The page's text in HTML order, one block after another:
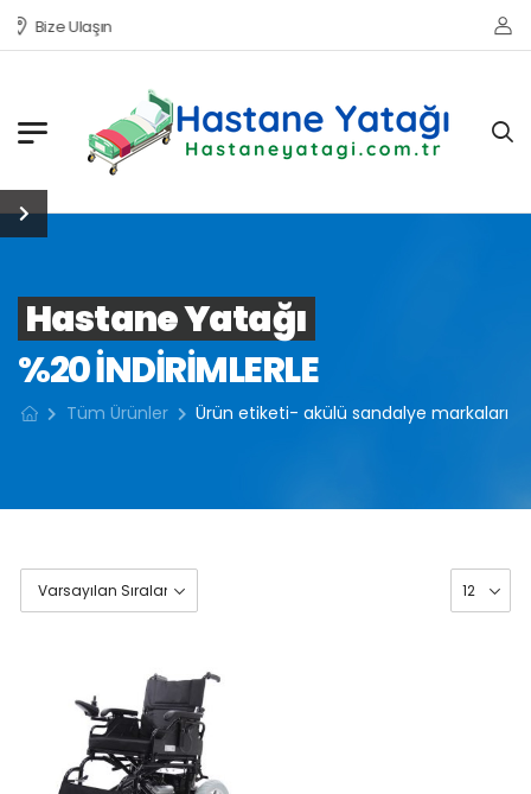
Bize Ulaşın
Hastane Yatağı
%20 INDIRIMLERLE
Tüm Ürünler Ürün etiketi- akülü sandalye markaları